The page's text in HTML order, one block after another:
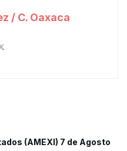
/ C. Oaxaca
(AMEXI) 7 de Agosto